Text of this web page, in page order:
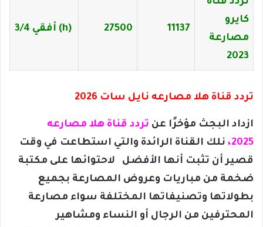
كايرو
مصارعة
2023
11137
27500 (h) أفقي 3/4
تردد قناة هلا مصارعه نايل سات 2026
ازداد البجث مؤخرًا عن تردد قناة هلا مصارعه
2025،
نلك القناة الرائدة والتي استطاعت في وقت
قصير أن تثبت أنها الأفضل لاحتوائها على مكتبة
ضخمة من مباريات وعروض المصارعة بجميع
بطولاتها وتصنيفاتها المختلفة سواء مصارعة
المحترفين من الرجال أو النساء ومشاهير